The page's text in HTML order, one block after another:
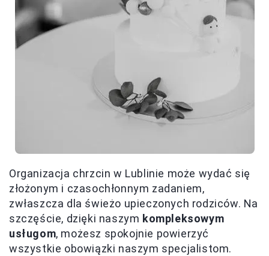
Organizacja chrzcin w Lublinie może wydać się
złożonym i czasochłonnym zadaniem,
zwłaszcza dla świeżo upieczonych rodziców. Na
szczęście, dzięki naszym kompleksowym
usługom, możesz spokojnie powierzyć
wszystkie obowiązki naszym specjalistom.